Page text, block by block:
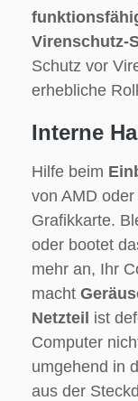
Virenschutz-
Schutz vor
erhebliche
Interne
Hilfe beim
von AMD
Grafikkarte.
oder bootet
mehr an, Ihr
macht
Netzteil ist
Computer
umgehend in
aus der